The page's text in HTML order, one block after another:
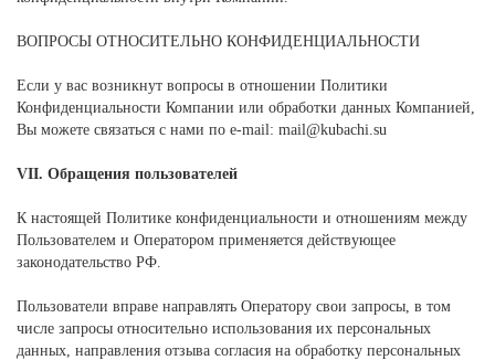
ВОПРОСЫ ОТНОСИТЕЛЬНО КОНФИДЕНЦИАЛЬНОСТИ
Если у вас возникнут вопросы в отношении Политики
Конфиденциальности Компании или обработки данных Компанией,
Вы можете связаться с нами по e-mail: mail@kubachi.su
VII. Обращения пользователей
К настоящей Политике конфиденциальности и отношениям между
Пользователем и Оператором применяется действующее
законодательство РФ.
Пользователи вправе направлять Оператору свои запросы, в том
числе запросы относительно использования их персональных
данных, направления отзыва согласия на обработку персональных